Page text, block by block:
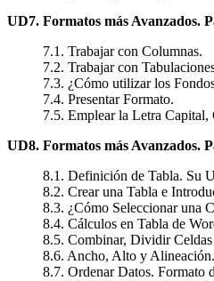
UD7. Formatos más Avanzados.
7.1. Trabajar con Columnas.
7.2. Trabajar con
7.3. ¿Cómo utilizar los
7.4. Presentar Formato.
7.5. Emplear la Letra
UD8. Formatos más Avanzados.
8.1. Definición de Tabla. Su
8.2. Crear una Tabla e
8.3. ¿Cómo Seleccionar una
8.4. Cálculos en Tabla de
8.5. Combinar, Dividir Celdas
8.6. Ancho, Alto y Alineación.
8.7. Ordenar Datos. Formato